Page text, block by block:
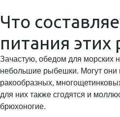
Что
питания этих
Зачастую, обедом для морских
небольшие рыбешки. Могут они
ракообразных,
для них также сгодятся и
брюхоногие.